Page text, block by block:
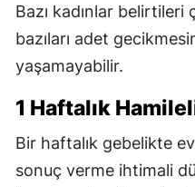
Bazı kadınlar
bazıları adet
yaşamayabilir.
1 Haftalık
Bir haftalık gebelikte
sonuç verme ihtimali